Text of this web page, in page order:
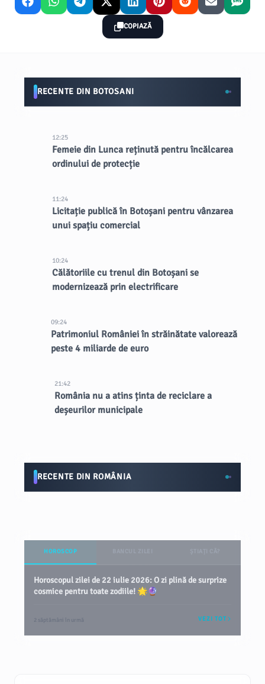
COPIAZĂ
RECENTE DIN BOTOSANI
12:25
Femeie din Lunca reținută pentru încălcarea
ordinului de protecție
11:24
Licitație publică în Botoșani pentru vânzarea
unui spațiu comercial
10:24
Călătoriile cu trenul din Botoșani se
modernizează prin electrificare
09:24
Patrimoniul României în străinătate valorează
peste 4 miliarde de euro
21:42
România nu a atins ținta de reciclare a
deșeurilor municipale
RECENTE DIN ROMÂNIA
HOROSCOP
Horoscopul zilei de 22 iulie 2026: O zi plină de surprize
cosmice pentru toate zodiile! 🌟🔮
2 săptămâni în urmă VEZI TOT